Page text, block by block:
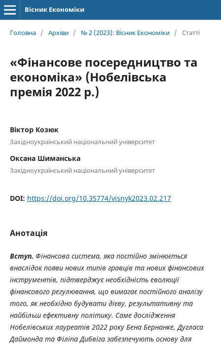
Вісник Економіки
Головна / Архіви / № 2 (2023): Вісник Економіки / Статті
«Фінансове посередництво та
економіка» (Нобелівська
премія 2022 р.)
Віктор Козюк
Західноукраїнський національний університет
Оксана Шиманська
Західноукраїнський національний університет
DOI: https://doi.org/10.35774/visnyk2023.02.217
Анотація
Вступ. Фінансова система, яка постійно змінюється
внаслідок появи нових типів гравців та нових фінансових
інструментів, підтверджує необхідність еволюції
фінансового регулювання, що вимагає постійного аналізу
того, як необхідно будувати дієву, результативну та
найбільш ефективну політику. Саме дослідження
Нобелівських лауреатів 2022 року Бена Бернанке, Дугласа
Даймонда та Філіпа Дибвіга забезпечують основу для